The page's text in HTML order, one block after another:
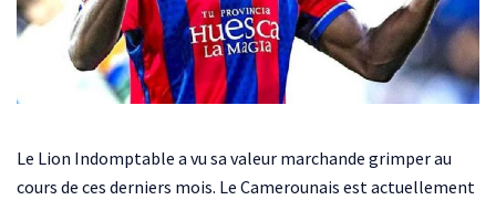
Le Lion Indomptable a vu sa valeur marchande grimper au
cours de ces derniers mois. Le Camerounais est actuellement